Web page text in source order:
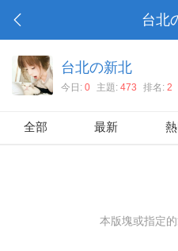
台北
台北の新北
今日: 0 主題: 473 排名: 2
全部 最新
本版塊或指定